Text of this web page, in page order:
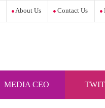
About Us Contact Us
MEDIA CEO